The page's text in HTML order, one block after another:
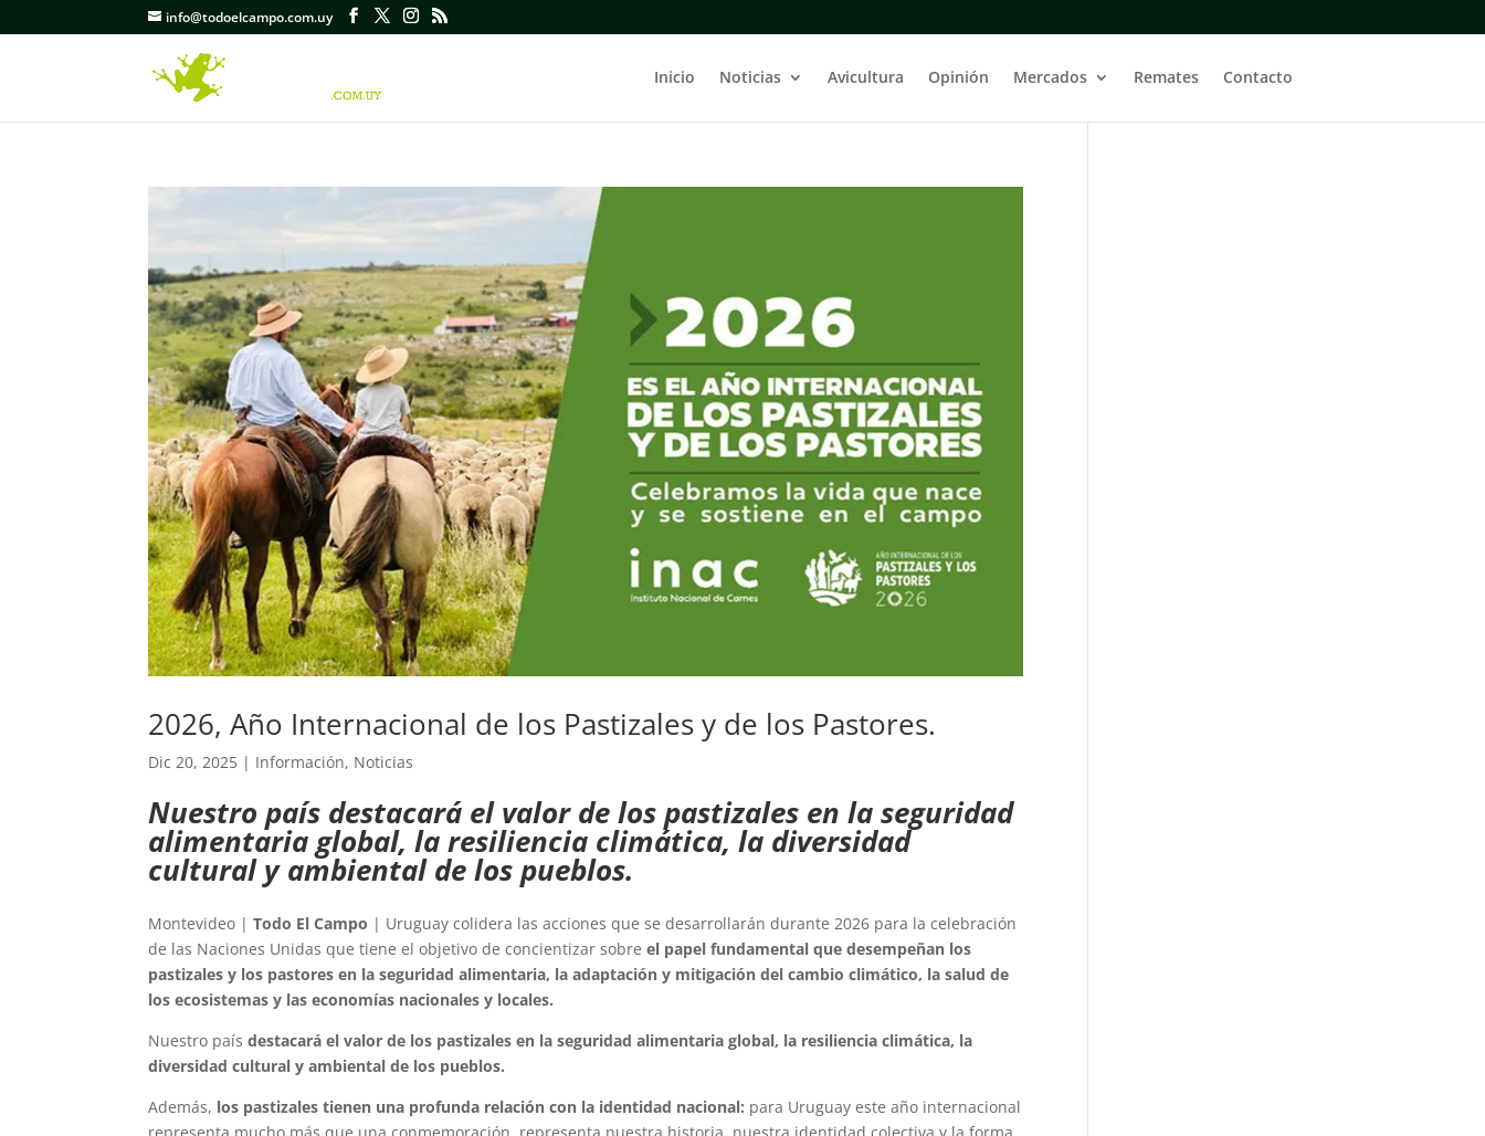
info@todoelcampo.com.uy
Inicio Noticias Avicultura Opinión Mercados Remates Contacto
2026, Año Internacional de los Pastizales y de los Pastores.
Dic 20, 2025 | Información, Noticias
Nuestro país destacará el valor de los pastizales en la seguridad
alimentaria global, la resiliencia climática, la diversidad
cultural y ambiental de los pueblos.
Montevideo |Todo El Campo | Uruguay colidera las acciones que se desarrollarán durante 2026 para la celebración
de las Naciones Unidas que tiene el objetivo de concientizar sobreel papel fundamental que desempeñan los
pastizales y los pastores en la seguridad alimentaria, la adaptación y mitigación del cambio climático, la salud de
los ecosistemas y las economías nacionales y locales.
Nuestro paísdestacará el valor de los pastizales en la seguridad alimentaria global, la resiliencia climática, la
diversidad cultural y ambiental de los pueblos.
Además, los pastizales tienen una profunda relación con la identidad nacional: para Uruguay este año internacional